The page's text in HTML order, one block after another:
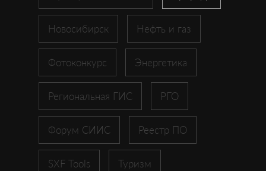
Новосибирск Нефть и газ
Фотоконкурс Энергетика
Региональная ГИС РГО
Форум СИИС Реестр ПО
SXF Tools Туризм